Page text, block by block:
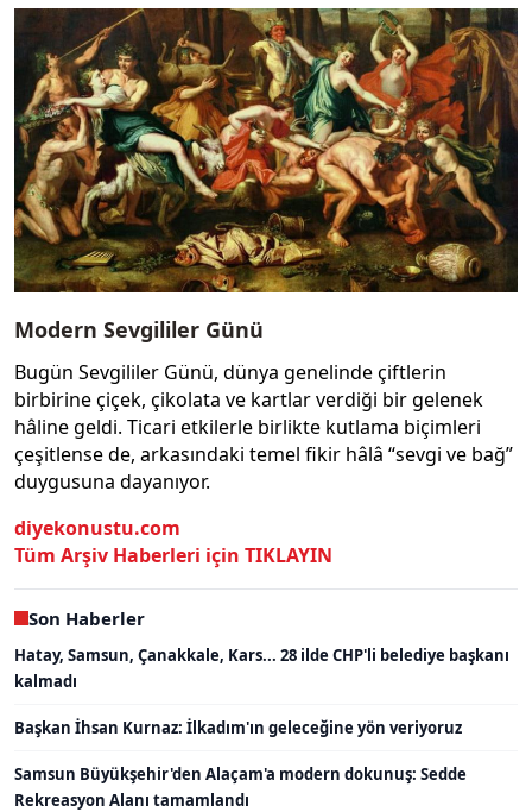
Modern Sevgililer Günü
Bugün Sevgililer Günü, dünya genelinde çiftlerin
birbirine çiçek, çikolata ve kartlar verdiği bir gelenek
hâline geldi. Ticari etkilerle birlikte kutlama biçimleri
çeşitlense de, arkasındaki temel fikir hâlâ “sevgi ve bağ”
duygusuna dayanıyor.
diyekonustu.com
Tüm Arşiv Haberleri için TIKLAYIN
Son Haberler
Hatay, Samsun, Çanakkale, Kars... 28 ilde CHP'li belediye başkanı
kalmadı
Başkan İhsan Kurnaz: İlkadım'ın geleceğine yön veriyoruz
Samsun Büyükşehir'den Alaçam'a modern dokunuş: Sedde
Rekreasyon Alanı tamamlandı